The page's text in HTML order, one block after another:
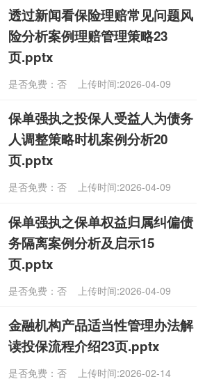
透过新闻看保险理赔常见问题风
险分析案例理赔管理策略23
页.pptx
是否免费：否 上传时间:2026-04-09
保单强执之投保人受益人为债务
人调整策略时机案例分析20
页.pptx
是否免费：否 上传时间:2026-04-09
保单强执之保单权益归属纠偏债
务隔离案例分析及启示15
页.pptx
是否免费：否 上传时间:2026-04-09
金融机构产品适当性管理办法解
读投保流程介绍23页.pptx
是否免费：否 上传时间:2026-02-14